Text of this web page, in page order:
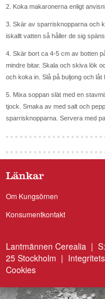
2. Koka makaronerna enligt
3. Skär av sparrisknopparna och
iskallt vatten så håller de sig
4. Skär bort ca 4-5 cm av botten
mindre bitar. Skala och skiva lök
och koka in. Slå på buljong och
5. Mixa soppan slät med en
tjock. Smaka av med salt och
sparrisknopparna. Servera med
Länkar
Om Kungsörnen
Konsumentkontakt
Lantmännen Cerealia |
25 Stockholm |
Cookies